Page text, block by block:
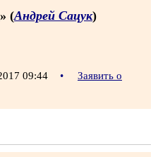
» (Андрей Сацук)
09:44 •
Заявить о